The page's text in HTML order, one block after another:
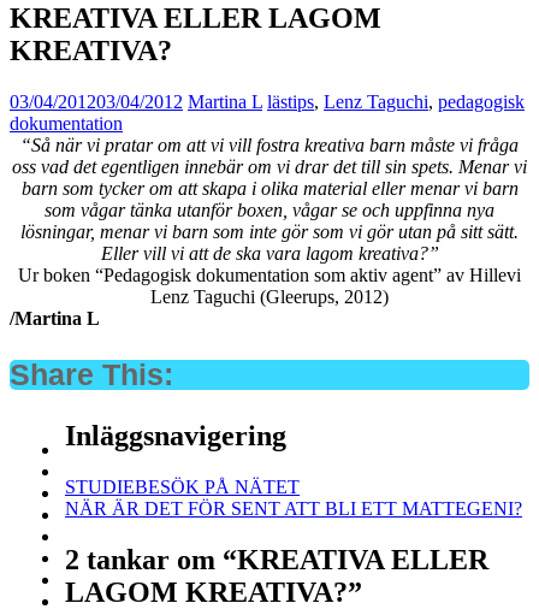
KREATIVA ELLER LAGOM
KREATIVA?
03/04/201203/04/2012 Martina L lästips, Lenz Taguchi, pedagogisk
dokumentation
“Så när vi pratar om att vi vill fostra kreativa barn måste vi fråga
oss vad det egentligen innebär om vi drar det till sin spets. Menar vi
barn som tycker om att skapa i olika material eller menar vi barn
som vågar tänka utanför boxen, vågar se och uppfinna nya
lösningar, menar vi barn som inte gör som vi gör utan på sitt sätt.
Eller vill vi att de ska vara lagom kreativa?”
Ur boken “Pedagogisk dokumentation som aktiv agent” av Hillevi
Lenz Taguchi (Gleerups, 2012)
/Martina L
Share This:
Inläggsnavigering
STUDIEBESÖK PÅ NÄTET
NÄR ÄR DET FÖR SENT ATT BLI ETT MATTEGENI?
2 tankar om “KREATIVA ELLER
LAGOM KREATIVA?”